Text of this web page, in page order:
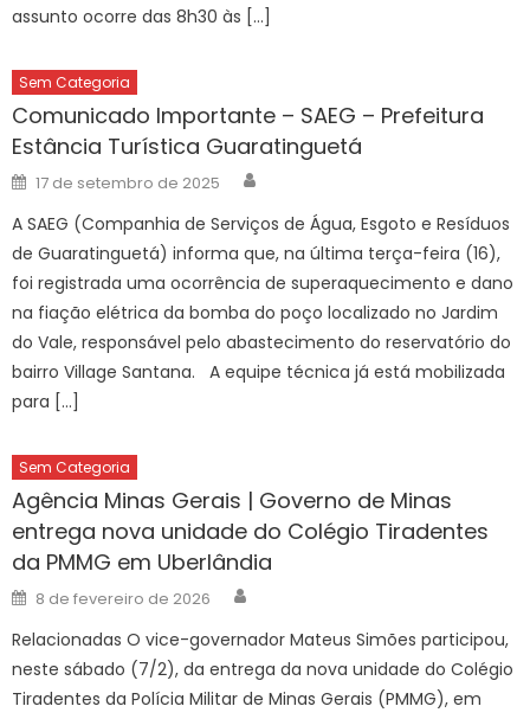
assunto ocorre das 8h30 às […]
Sem Categoria
Comunicado Importante – SAEG – Prefeitura
Estância Turística Guaratinguetá
Posted
on
17 de setembro de 2025
A SAEG (Companhia de Serviços de Água, Esgoto e Resíduos
de Guaratinguetá) informa que, na última terça-feira (16),
foi registrada uma ocorrência de superaquecimento e dano
na fiação elétrica da bomba do poço localizado no Jardim
do Vale, responsável pelo abastecimento do reservatório do
bairro Village Santana. A equipe técnica já está mobilizada
para […]
Sem Categoria
Agência Minas Gerais | Governo de Minas
entrega nova unidade do Colégio Tiradentes
da PMMG em Uberlândia
Posted
on
8 de fevereiro de 2026
Relacionadas O vice-governador Mateus Simões participou,
neste sábado (7/2), da entrega da nova unidade do Colégio
Tiradentes da Polícia Militar de Minas Gerais (PMMG), em